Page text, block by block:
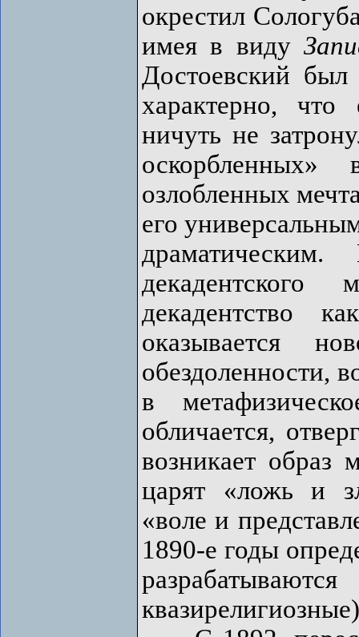
окрестил
имея в виду
Достоевский
характерно,
ничуть не
озлобленных
его
декадентство
оказывается
обездоленности,
в
обличается,
возникает образ
царят «ложь и
«воле и
1890-е годы